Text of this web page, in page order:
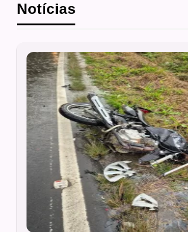
Notícias